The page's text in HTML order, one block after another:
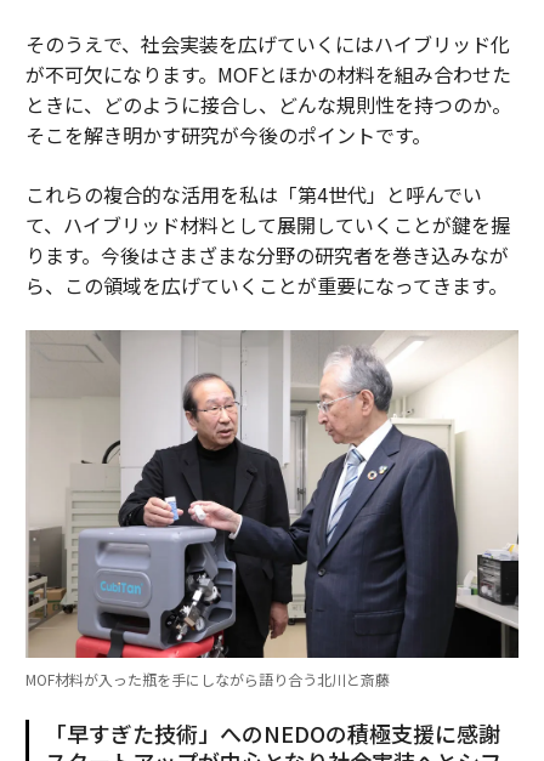
そのうえで、社会実装を広げていくにはハイブリッド化
が不可欠になります。MOFとほかの材料を組み合わせた
ときに、どのように接合し、どんな規則性を持つのか。
そこを解き明かす研究が今後のポイントです。
これらの複合的な活用を私は「第4世代」と呼んでい
て、ハイブリッド材料として展開していくことが鍵を握
ります。今後はさまざまな分野の研究者を巻き込みなが
ら、この領域を広げていくことが重要になってきます。
MOF材料が入った瓶を手にしながら語り合う北川と斎藤
「早すぎた技術」へのNEDOの積極支援に感謝